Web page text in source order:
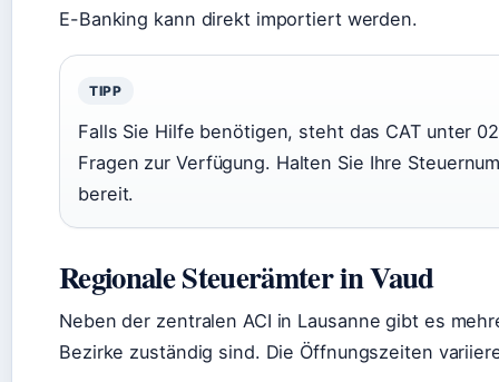
E-Banking kann direkt importiert werden.
TIPP
Falls Sie Hilfe benötigen, steht das CAT unter
Fragen zur Verfügung. Halten Sie Ihre
bereit.
Regionale Steuerämter in Vaud
Neben der zentralen ACI in Lausanne gibt es
Bezirke zuständig sind. Die Öffnungszeiten